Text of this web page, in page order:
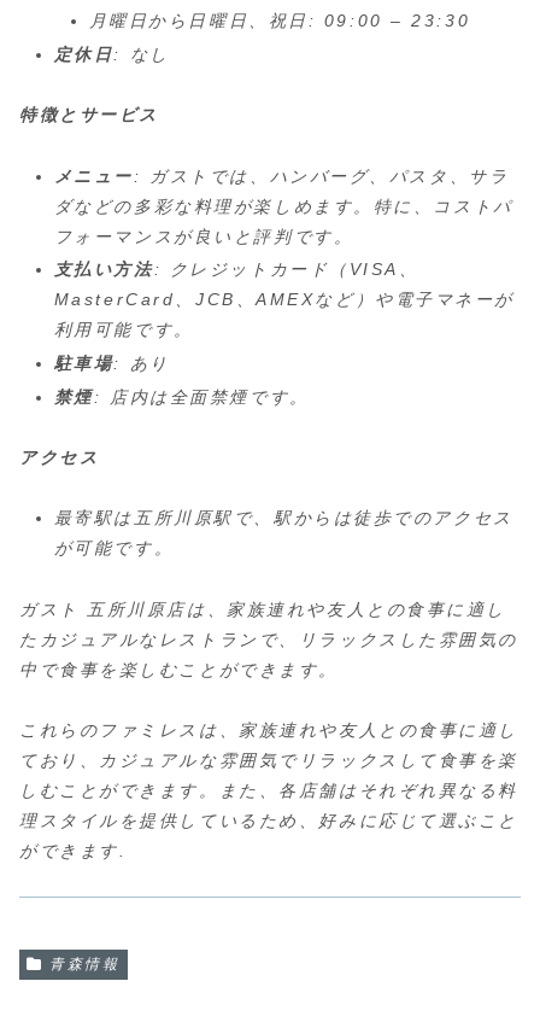
月曜日から日曜日、祝日: 09:00 – 23:30
定休日: なし
特徴とサービス
メニュー: ガストでは、ハンバーグ、パスタ、サラ
ダなどの多彩な料理が楽しめます。特に、コストパ
フォーマンスが良いと評判です。
支払い方法: クレジットカード（VISA、
MasterCard、JCB、AMEXなど）や電子マネーが
利用可能です。
駐車場: あり
禁煙: 店内は全面禁煙です。
アクセス
最寄駅は五所川原駅で、駅からは徒歩でのアクセス
が可能です。
ガスト 五所川原店は、家族連れや友人との食事に適し
たカジュアルなレストランで、リラックスした雰囲気の
中で食事を楽しむことができます。
これらのファミレスは、家族連れや友人との食事に適し
ており、カジュアルな雰囲気でリラックスして食事を楽
しむことができます。また、各店舗はそれぞれ異なる料
理スタイルを提供しているため、好みに応じて選ぶこと
ができます.
青森情報